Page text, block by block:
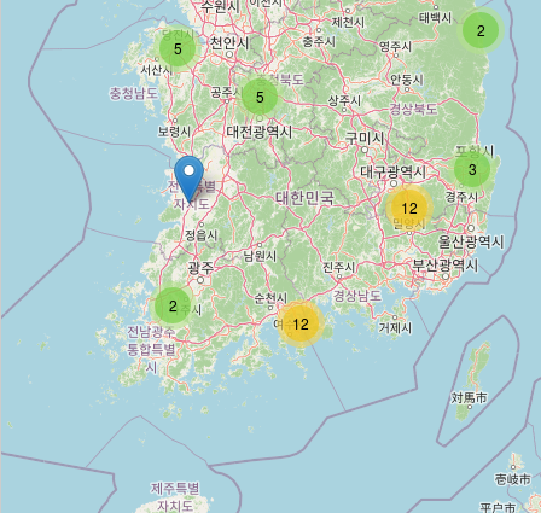
월드중고가잔마트
Type: appliance
신성종합부품
Type:appliance
삼성디지털플라자
appliance
LG 베스트샵 율량점
appliance
2
2
12
12
3
5
5